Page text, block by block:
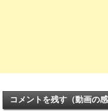
コメントを残す（動画の